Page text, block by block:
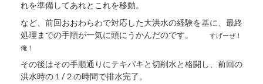
れを準備してあれとこれを移動。
など、前回おおわらわで対応した大洪水の経験を基に、最終
処理までの手順が一気に頭にうかんだのです。
すげーぜ！
俺！
その後はその手順通りにテキパキと切削水と格闘し、前回の
洪水時の１/２の時間で排水完了。